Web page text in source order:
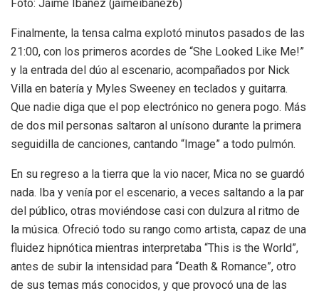
Foto: Jaime Ibañez (jaimeibanez6)
Finalmente, la tensa calma explotó minutos pasados de las
21:00, con los primeros acordes de “She Looked Like Me!”
y la entrada del dúo al escenario, acompañados por Nick
Villa en batería y Myles Sweeney en teclados y guitarra.
Que nadie diga que el pop electrónico no genera pogo. Más
de dos mil personas saltaron al unísono durante la primera
seguidilla de canciones, cantando “Image” a todo pulmón.
En su regreso a la tierra que la vio nacer, Mica no se guardó
nada. Iba y venía por el escenario, a veces saltando a la par
del público, otras moviéndose casi con dulzura al ritmo de
la música. Ofreció todo su rango como artista, capaz de una
fluidez hipnótica mientras interpretaba “This is the World”,
antes de subir la intensidad para “Death & Romance”, otro
de sus temas más conocidos, y que provocó una de las